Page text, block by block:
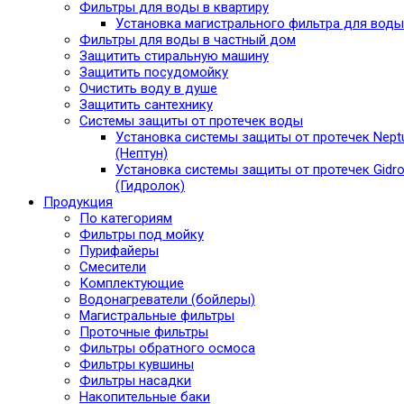
Фильтры для воды в квартиру
Установка магистрального фильтра для воды
Фильтры для воды в частный дом
Защитить стиральную машину
Защитить посудомойку
Очистить воду в душе
Защитить сантехнику
Системы защиты от протечек воды
Установка системы защиты от протечек
(Нептун)
Установка системы защиты от протечек
(Гидролок)
Продукция
По категориям
Фильтры под мойку
Пурифайеры
Смесители
Комплектующие
Водонагреватели (бойлеры)
Магистральные фильтры
Проточные фильтры
Фильтры обратного осмоса
Фильтры кувшины
Фильтры насадки
Накопительные баки